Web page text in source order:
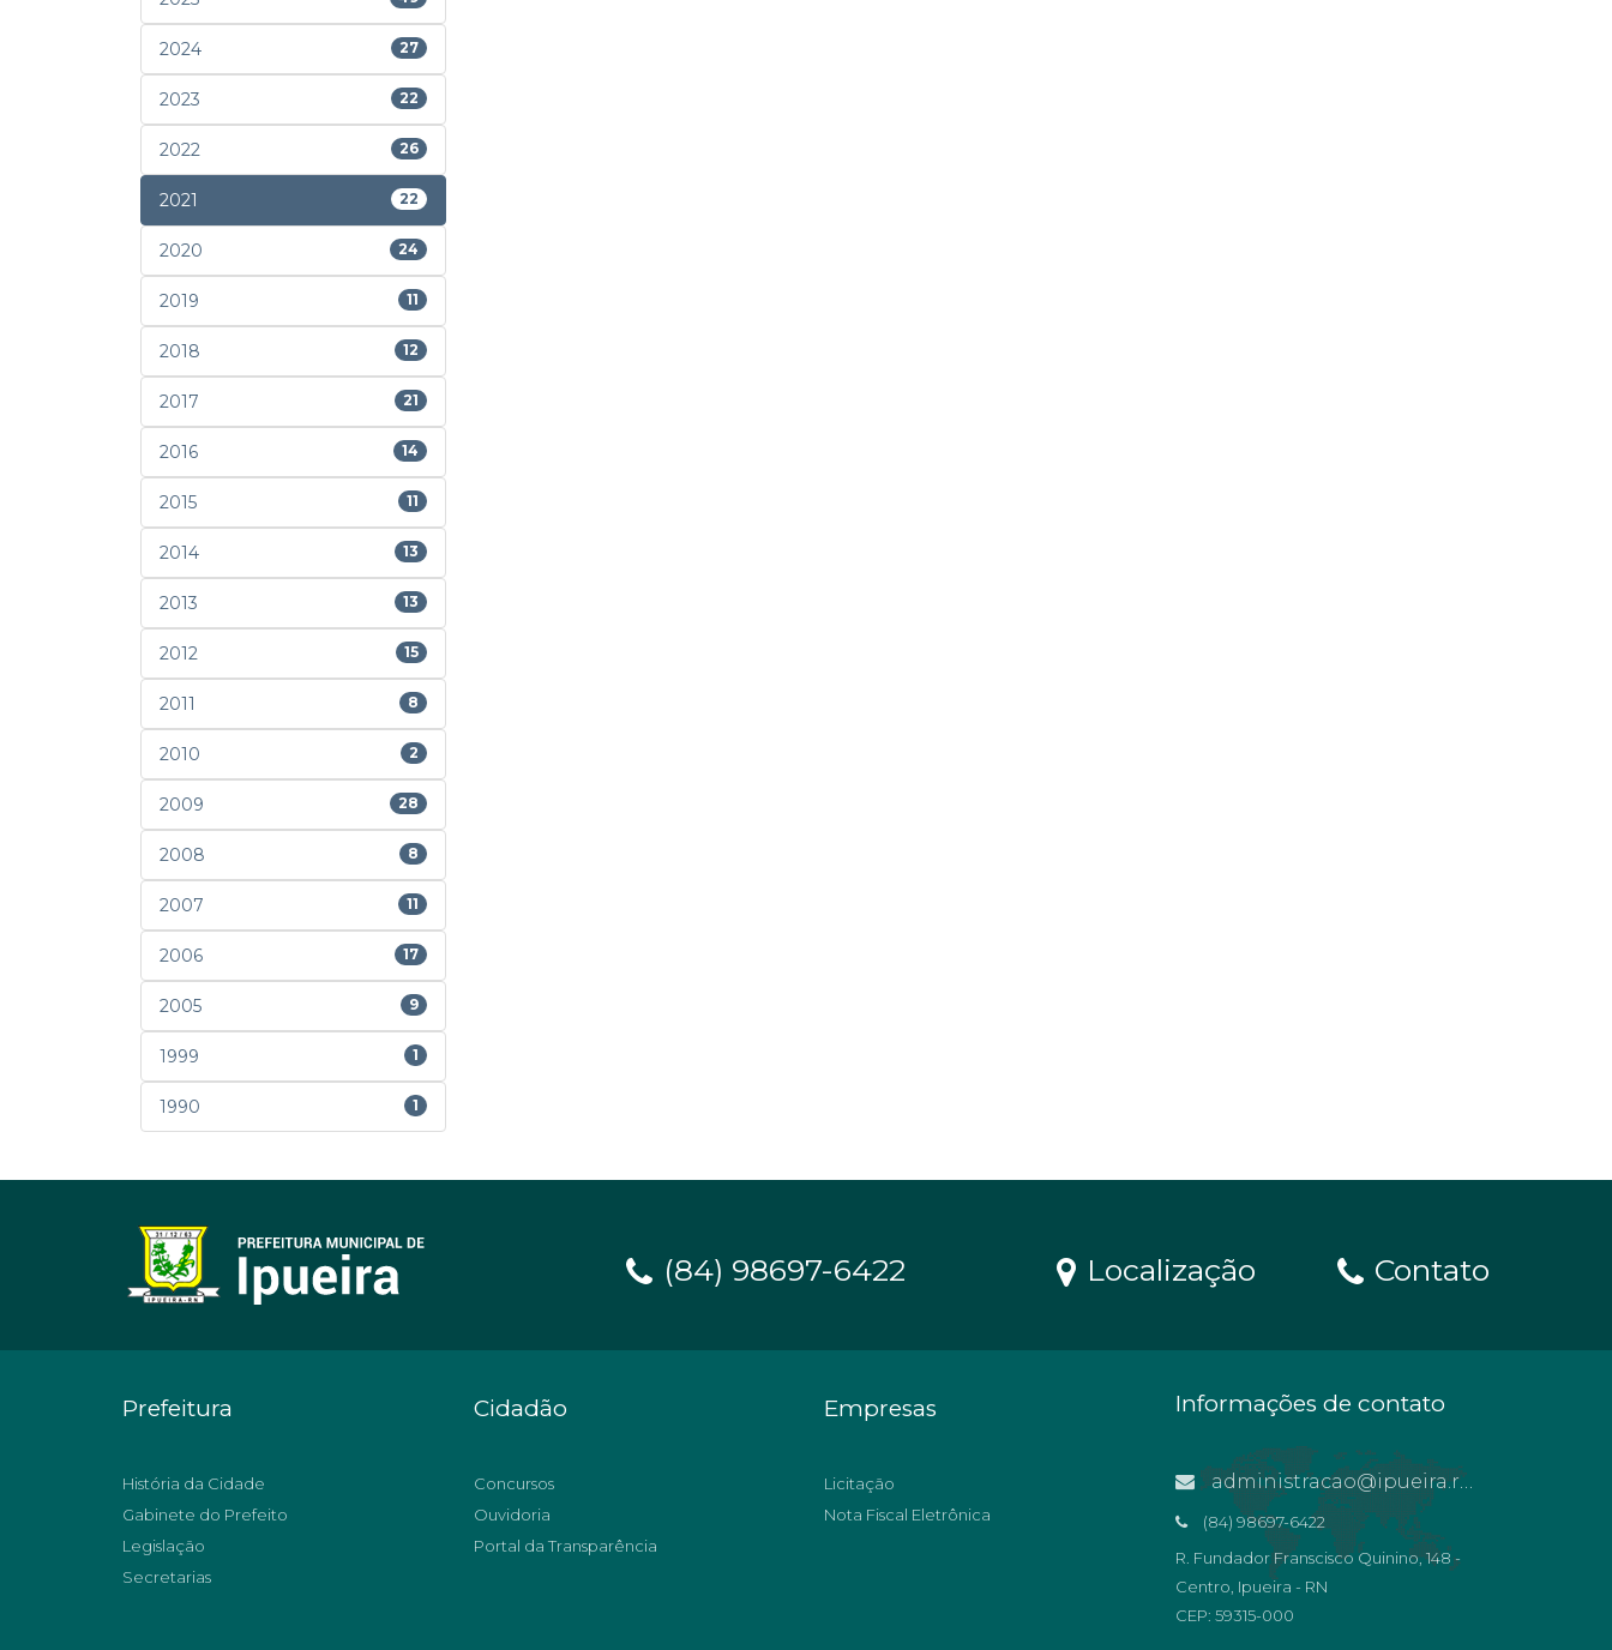
2024 27
2023 22
2022 26
2021 22
2020 24
2019 11
2018 12
2017 21
2016 14
2015 11
2014 13
2013 13
2012 15
2011 8
2010 2
2009 28
2008 8
2007 11
2006 17
2005 9
1999 1
1990 1
(84) 98697-6422 Localização Contato
Prefeitura
História da Cidade
Gabinete do Prefeito
Legislação
Secretarias
Cidadão
Concursos
Ouvidoria
Portal da Transparência
Empresas
Licitação
Nota Fiscal Eletrônica
Informações de contato
administracao@ipueira.rn.gov.br
(84) 98697-6422
R. Fundador Franscisco Quinino, 148 -
Centro, Ipueira - RN
CEP: 59315-000